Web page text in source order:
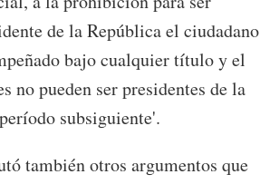
de la República el ciudadano
bajo cualquier título y el
no pueden ser presidentes de la
subsiguiente'.
también otros argumentos que